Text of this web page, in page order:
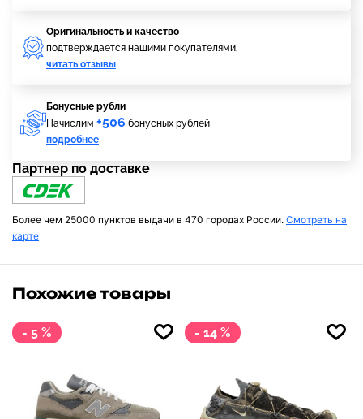
Оригинальность и качество
подтверждается нашими покупателями,
читать отзывы
Бонусные рубли
Начислим +506 бонусных рублей
подробнее
Партнер по доставке
Более чем 25000 пунктов выдачи в 470 городах России. Смотреть на
карте
Похожие товары
- 5 % - 14 %